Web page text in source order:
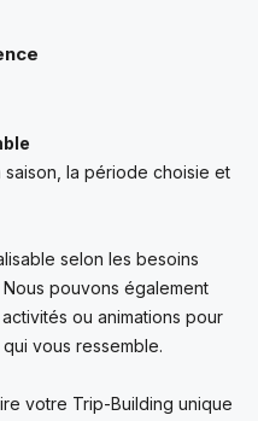
la période choisie et
selon les besoins
pouvons également
ou animations pour
vous ressemble.
votre Trip-Building unique